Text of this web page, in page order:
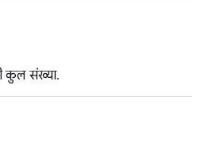
कुल संख्या.